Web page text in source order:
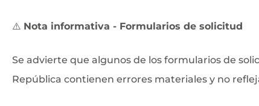
⚠️ Nota informativa - Formularios de solicitud
Se advierte que algunos de los formularios de
República contienen errores materiales y no